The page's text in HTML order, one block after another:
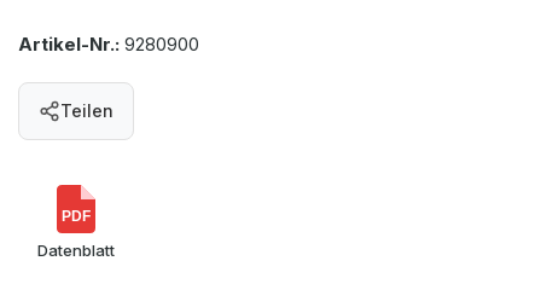
Artikel-Nr.: 9280900
Teilen
PDF
Datenblatt